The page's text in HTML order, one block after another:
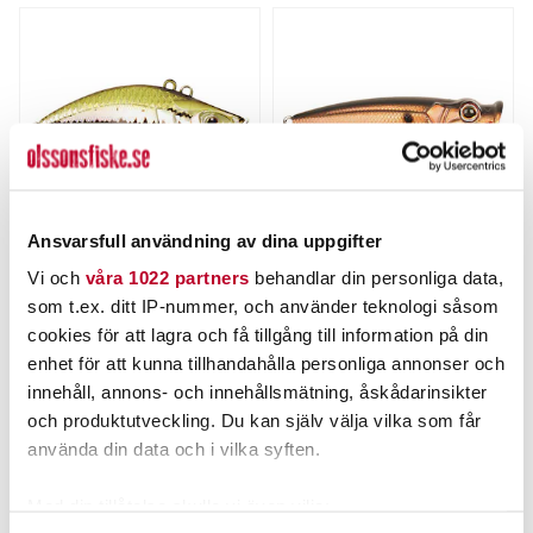
Ansvarsfull användning av dina uppgifter
Vi och våra 1022 partners behandlar din personliga data,
som t.ex. ditt IP-nummer, och använder teknologi såsom
cookies för att lagra och få tillgång till information på din
enhet för att kunna tillhandahålla personliga annonser och
innehåll, annons- och innehållsmätning, åskådarinsikter
och produktutveckling. Du kan själv välja vilka som får
använda din data och i vilka syften.
Strike Pro Flap Jack 6,5cm
14g
Nuvarande pris:
99,00 krTidigare pris:
99,00 kr
119,00 kr
LÄS MER
Perch Pop 7cm
Nuvarande pris:
105,00 krTidigare pris:
135,00 kr
105,00 kr
135,00 kr